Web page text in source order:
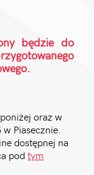
będzie do
oraz w
Piasecznie.
dostępnej na
pod tym